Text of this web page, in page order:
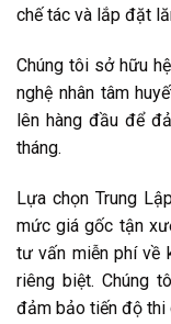
chế tác và lắp đặt
Chúng tôi sở hữu
nghệ nhân tâm
lên hàng đầu để
tháng.
Lựa chọn Trung
mức giá gốc tận
tư vấn miễn phí về
riêng biệt. Chúng
đảm bảo tiến độ thi